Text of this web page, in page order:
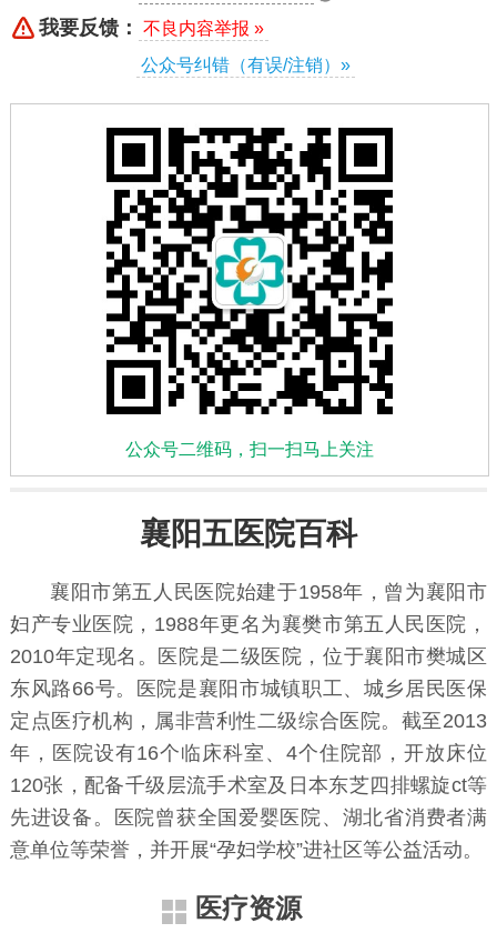
我要反馈：
不良内容举报 »
公众号纠错（有误/注销）»
公众号二维码，扫一扫马上关注
襄阳五医院百科
襄阳市第五人民医院始建于1958年，曾为襄阳市
妇产专业医院，1988年更名为襄樊市第五人民医院，
2010年定现名。医院是二级医院，位于襄阳市樊城区
东风路66号。医院是襄阳市城镇职工、城乡居民医保
定点医疗机构，属非营利性二级综合医院。截至2013
年，医院设有16个临床科室、4个住院部，开放床位
120张，配备千级层流手术室及日本东芝四排螺旋ct等
先进设备。医院曾获全国爱婴医院、湖北省消费者满
意单位等荣誉，并开展“孕妇学校”进社区等公益活动。
医疗资源